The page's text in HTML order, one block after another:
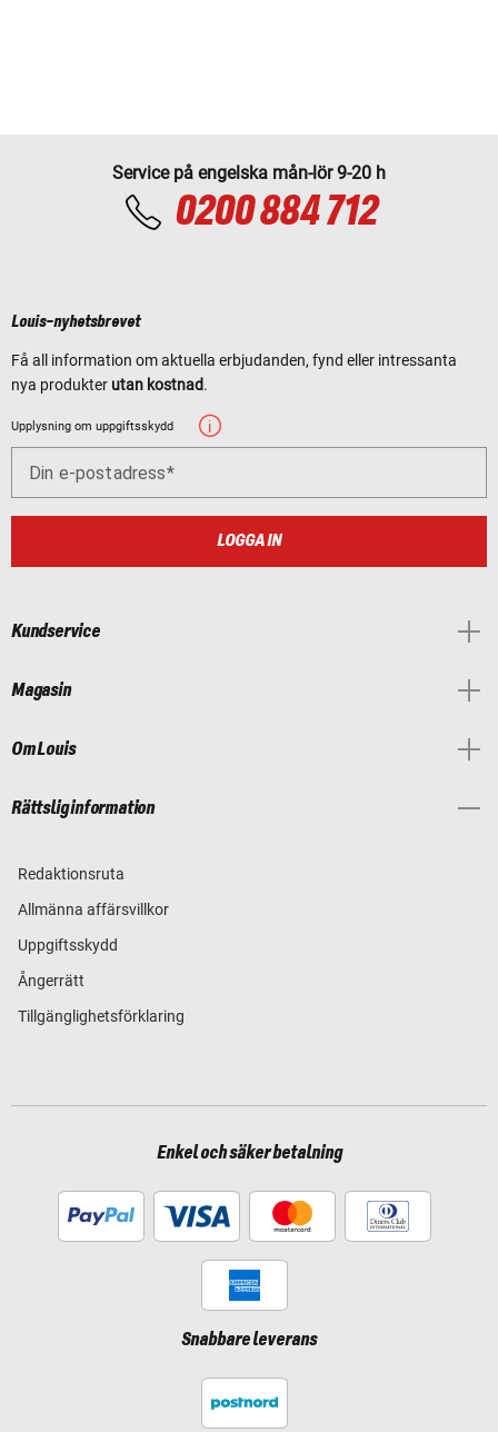
Service på engelska mån-lör 9-20 h
0200 884 712
Louis-nyhetsbrevet
Få all information om aktuella erbjudanden, fynd eller intressanta
nya produkter utan kostnad.
Upplysning om uppgiftsskydd
Din e-postadress
LOGGA IN
Kundservice
Magasin
Om Louis
Rättslig information
Redaktionsruta
Allmänna affärsvillkor
Uppgiftsskydd
Ångerrätt
Tillgänglighetsförklaring
Enkel och säker betalning
Snabbare leverans